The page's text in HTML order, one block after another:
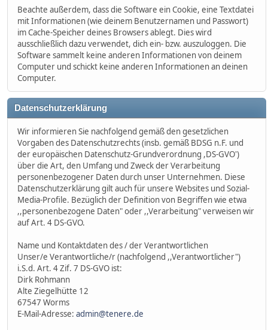
Beachte außerdem, dass die Software ein Cookie, eine Textdatei
mit Informationen (wie deinem Benutzernamen und Passwort)
im Cache-Speicher deines Browsers ablegt. Dies wird
ausschließlich dazu verwendet, dich ein- bzw. auszuloggen. Die
Software sammelt keine anderen Informationen von deinem
Computer und schickt keine anderen Informationen an deinen
Computer.
Datenschutzerklärung
Wir informieren Sie nachfolgend gemäß den gesetzlichen
Vorgaben des Datenschutzrechts (insb. gemäß BDSG n.F. und
der europäischen Datenschutz-Grundverordnung ,DS-GVO')
über die Art, den Umfang und Zweck der Verarbeitung
personenbezogener Daten durch unser Unternehmen. Diese
Datenschutzerklärung gilt auch für unsere Websites und Sozial-
Media-Profile. Bezüglich der Definition von Begriffen wie etwa
,,personenbezogene Daten" oder ,,Verarbeitung" verweisen wir
auf Art. 4 DS-GVO.
Name und Kontaktdaten des / der Verantwortlichen
Unser/e Verantwortliche/r (nachfolgend ,,Verantwortlicher")
i.S.d. Art. 4 Zif. 7 DS-GVO ist:
Dirk Rohmann
Alte Ziegelhütte 12
67547 Worms
E-Mail-Adresse: admin@tenere.de